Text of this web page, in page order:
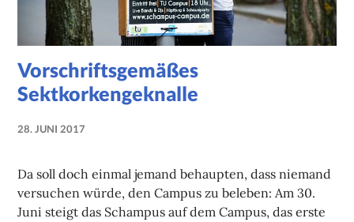
Vorschriftsgemäßes
Sektkorkengeknalle
28. JUNI 2017
Da soll doch einmal jemand behaupten, dass niemand
versuchen würde, den Campus zu beleben: Am 30.
Juni steigt das Schampus auf dem Campus, das erste